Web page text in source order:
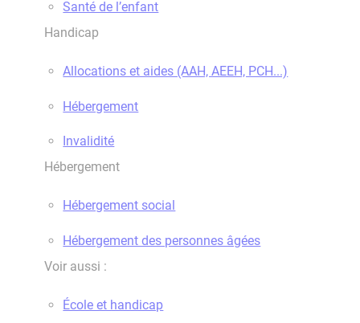
Santé de l’enfant
Handicap
Allocations et aides (AAH, AEEH, PCH...)
Hébergement
Invalidité
Hébergement
Hébergement social
Hébergement des personnes âgées
Voir aussi :
École et handicap